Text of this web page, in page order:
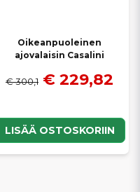
Oikeanpuoleinen
ajovalaisin Casalini
€ 300,1 € 229,82
LISÄÄ OSTOSKORIIN